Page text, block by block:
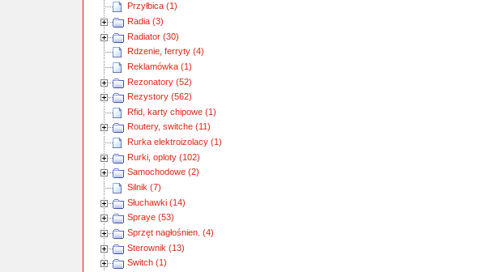
Przyłbica (1)
Radia (3)
Radiator (30)
Rdzenie, ferryty (4)
Reklamówka (1)
Rezonatory (52)
Rezystory (562)
Rfid, karty chipowe (1)
Routery, switche (11)
Rurka elektroizolacy (1)
Rurki, oploty (102)
Samochodowe (2)
Silnik (7)
Słuchawki (14)
Spraye (53)
Sprzęt nagłośnien. (4)
Sterownik (13)
Switch (1)